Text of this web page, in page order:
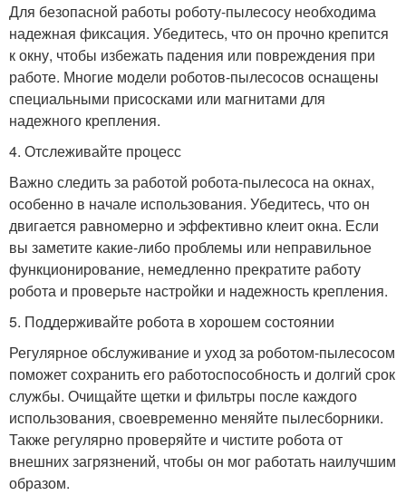
Для безопасной работы роботу-пылесосу необходима
надежная фиксация. Убедитесь, что он прочно крепится
к окну, чтобы избежать падения или повреждения при
работе. Многие модели роботов-пылесосов оснащены
специальными присосками или магнитами для
надежного крепления.
4. Отслеживайте процесс
Важно следить за работой робота-пылесоса на окнах,
особенно в начале использования. Убедитесь, что он
двигается равномерно и эффективно клеит окна. Если
вы заметите какие-либо проблемы или неправильное
функционирование, немедленно прекратите работу
робота и проверьте настройки и надежность крепления.
5. Поддерживайте робота в хорошем состоянии
Регулярное обслуживание и уход за роботом-пылесосом
поможет сохранить его работоспособность и долгий срок
службы. Очищайте щетки и фильтры после каждого
использования, своевременно меняйте пылесборники.
Также регулярно проверяйте и чистите робота от
внешних загрязнений, чтобы он мог работать наилучшим
образом.